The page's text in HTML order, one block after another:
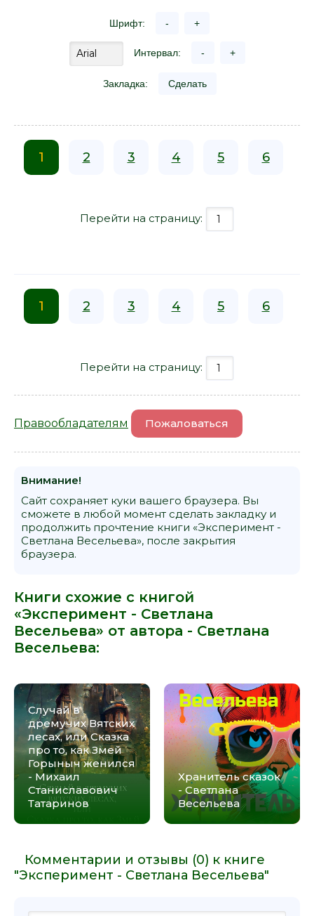
Шрифт: - +
Интервал: - +
Закладка: Сделать
1 2 3 4 5 6
Перейти на страницу:
1 2 3 4 5 6
Перейти на страницу:
Правообладателям Пожаловаться
Внимание!
Сайт сохраняет куки вашего браузера. Вы
сможете в любой момент сделать закладку и
продолжить прочтение книги «Эксперимент -
Светлана Весельева», после закрытия
браузера.
Книги схожие с книгой
«Эксперимент - Светлана
Весельева» от автора - Светлана
Весельева:
Случай в
дремучих Вятских
лесах, или Сказка
про то, как Змей
Горыныч женился
- Михаил
Станиславович
Татаринов
Хранитель сказок
- Светлана
Весельева
Комментарии и отзывы (0) к книге
"Эксперимент - Светлана Весельева"